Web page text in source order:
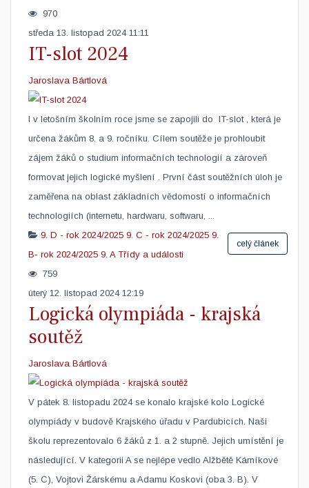
970
středa 13. listopad 2024 11:11
IT-slot 2024
Jaroslava Bártlová
I v letošním školním roce jsme se zapojili do IT-slot , která je
určena žákům 8. a 9. ročníku. Cílem soutěže je prohloubit
zájem žáků o studium informačních technologií a zároveň
formovat jejich logické myšlení . První část soutěžních úloh je
zaměřena na oblast základních vědomostí o informačních
technologiích (internetu, hardwaru, softwaru, ...
celý článek
9. D - rok 2024/2025 9. C - rok 2024/2025 9.
B- rok 2024/2025 9. A Třídy a události
759
úterý 12. listopad 2024 12:19
Logická olympiáda - krajská
soutěž
Jaroslava Bártlová
V pátek 8. listopadu 2024 se konalo krajské kolo Logické
olympiády v budově Krajského úřadu v Pardubicích. Naši
školu reprezentovalo 6 žáků z 1. a 2 stupně. Jejich umístění je
následující. V kategorii A se nejlépe vedlo Alžbětě Kárníkové
(5. C), Vojtovi Žárskému a Adamu Koskovi (oba 3. B). V